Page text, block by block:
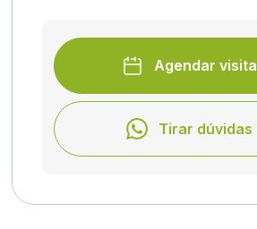
Agendar visita
Tirar dúvidas